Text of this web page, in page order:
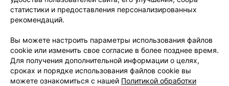
статистики и предоставления персонализированных
рекомендаций.
Вы можете настроить параметры использования файлов
cookie или изменить свое согласие в более позднее время.
Для получения дополнительной информации о целях,
сроках и порядке использования файлов cookie вы
можете ознакомиться с нашей Политикой обработки